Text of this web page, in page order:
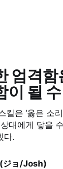
엄격함
이 될
킬은 ‘옳은 소
대에게 닿을
다.
ジョ/Josh)